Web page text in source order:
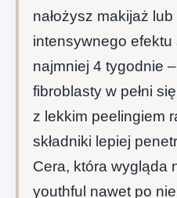
nałożysz makijaż
intensywnego
najmniej 4 tygodnie
fibroblasty w pełni
z lekkim peelingiem
składniki lepiej
Cera, która wygląda
youthful nawet po